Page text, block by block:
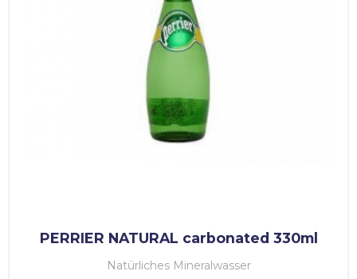
PERRIER NATURAL carbonated 330ml
Natürliches Mineralwasser